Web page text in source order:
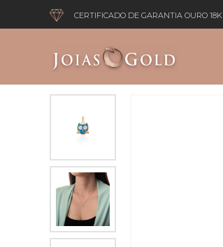
CERTIFICADO DE GARANTIA OURO 18K